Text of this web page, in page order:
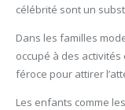
célébrité sont un
Dans les familles
occupé à des
féroce pour attirer
Les enfants comme